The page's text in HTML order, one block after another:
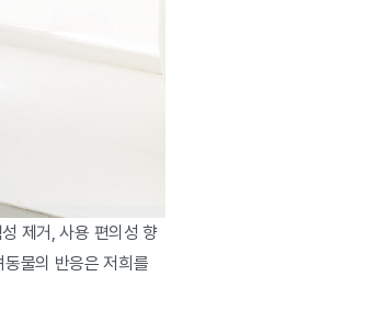
제거, 사용 편의성 향
물의 반응은 저희를